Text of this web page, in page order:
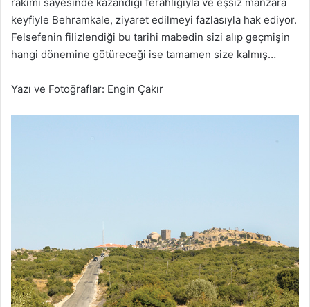
keyfiyle Behramkale, ziyaret edilmeyi fazlasıyla hak ediyor.
Felsefenin filizlendiği bu tarihi mabedin sizi alıp geçmişin
hangi dönemine götüreceği ise tamamen size kalmış…
Yazı ve Fotoğraflar: Engin Çakır